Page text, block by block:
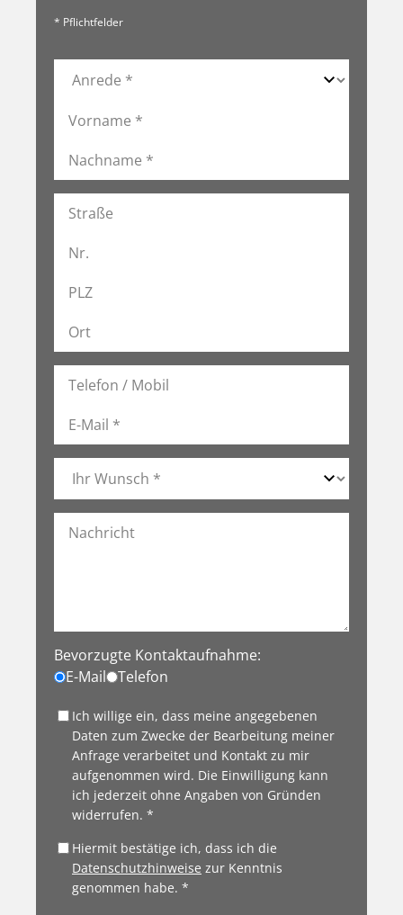
* Pflichtfelder
Bevorzugte Kontaktaufnahme:
E-Mail
Telefon
Ich willige ein, dass meine angegebenen
Daten zum Zwecke der Bearbeitung meiner
Anfrage verarbeitet und Kontakt zu mir
aufgenommen wird. Die Einwilligung kann
ich jederzeit ohne Angaben von Gründen
widerrufen. *
Hiermit bestätige ich, dass ich die
Datenschutzhinweise zur Kenntnis
genommen habe. *